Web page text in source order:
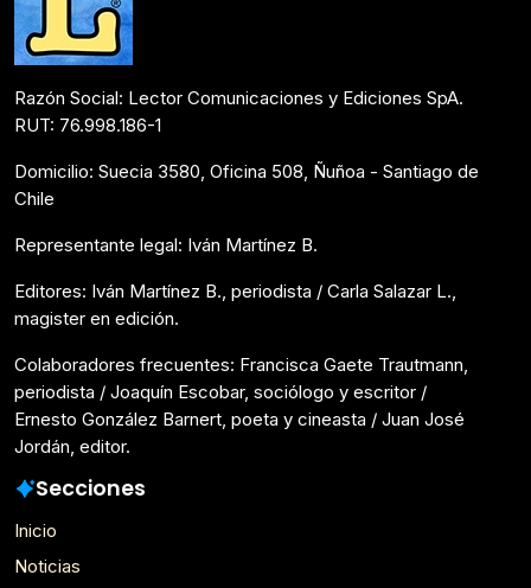
Razón Social: Lector Comunicaciones y Ediciones SpA.
RUT: 76.998.186-1
Domicilio: Suecia 3580, Oficina 508, Ñuñoa - Santiago de
Chile
Representante legal: Iván Martínez B.
Editores: Iván Martínez B., periodista / Carla Salazar L.,
magister en edición.
Colaboradores frecuentes: Francisca Gaete Trautmann,
periodista / Joaquín Escobar, sociólogo y escritor /
Ernesto González Barnert, poeta y cineasta / Juan José
Jordán, editor.
Secciones
Inicio
Noticias